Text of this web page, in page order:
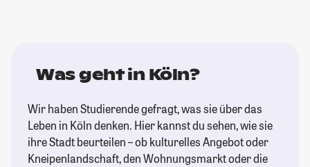
Was geht in Köln?
Wir haben Studierende gefragt, was sie über das
Leben in Köln denken. Hier kannst du sehen, wie sie
ihre Stadt beurteilen – ob kulturelles Angebot oder
Kneipenlandschaft, den Wohnungsmarkt oder die